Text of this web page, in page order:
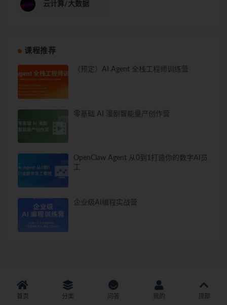
云计算/大数据
课程推荐
（预定）AI Agent 全栈工程师训练营
零基础 AI 漫剧智能量产创作营
OpenClaw Agent 从0到1打造你的数字AI员
企业级AI编程实战营
Copyright © 2021 - All rights reserved 冀ICP备2022000706号-6 |
首页 分类 问答 我的 顶部